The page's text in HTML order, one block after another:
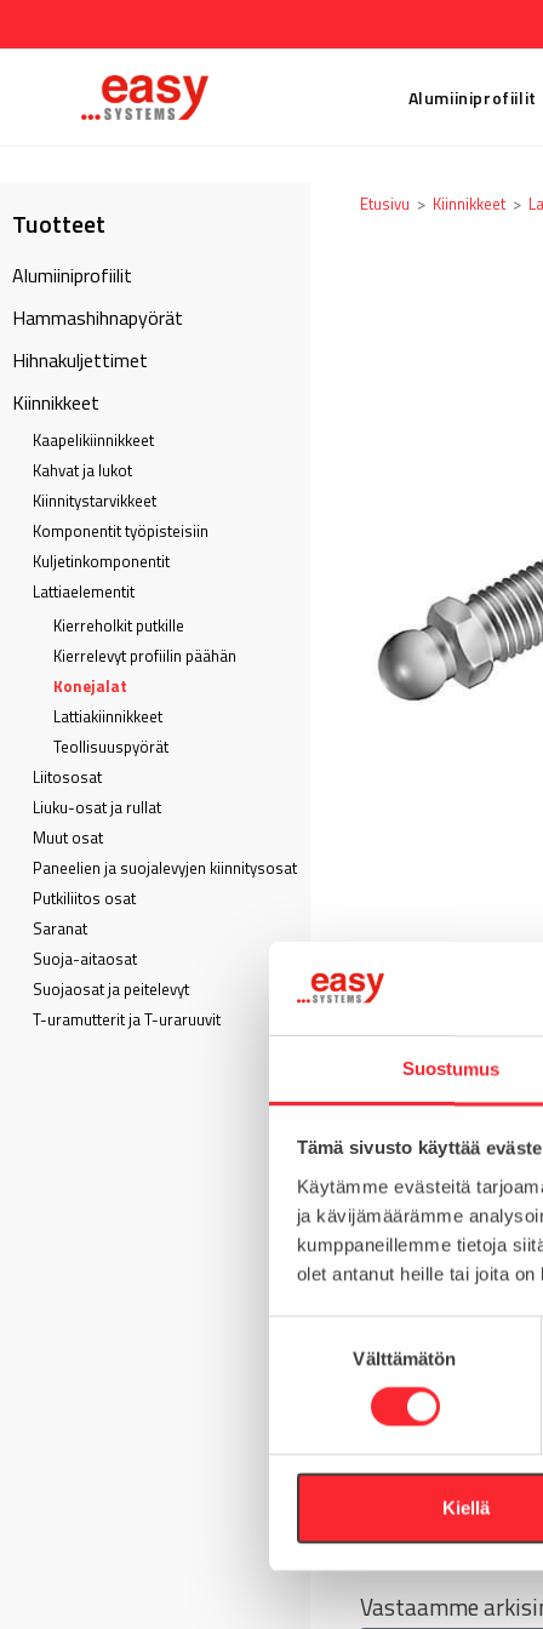
Suostumus
Tämä sivusto käyttää
Käytämme evästeitä
ja kävijämäärämme
kumppaneillemme tietoja
olet antanut heille tai joita
k
Välttämätön
Kiellä
Alumiiniprofiilit
Tuotteet
Alumiiniprofiilit
Hammashihnapyörät
Hihnakuljettimet
Kiinnikkeet
Kaapeli­kiinnikkeet
Kahvat ja lukot
Kiinnitystarvikkeet
Komponentit työpisteisiin
Kuljetin­komponentit
Lattia­elementit
Kierreholkit putkille
Kierrelevyt profiilin päähän
Konejalat
Lattiakiinnikkeet
Teollisuuspyörät
Liitososat
Liuku-osat ja rullat
Muut osat
Paneelien ja suojalevyjen kiinnitysosat
Putkiliitos osat
Saranat
Suoja-aitaosat
Suojaosat ja peitelevyt
T-uramutterit ja T-uraruuvit
Etusivu > Kiinnikkeet >
MATERIAALI
MYYNTIERÄ
KIERRE
Kysy tuotteista:
Asiakaspalvelu 8-
Tai lähetä
Vastaamme